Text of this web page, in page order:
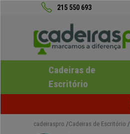
215 550 693
Cadeiras de
Escritório
cadeiraspro Cadeiras de Escritório